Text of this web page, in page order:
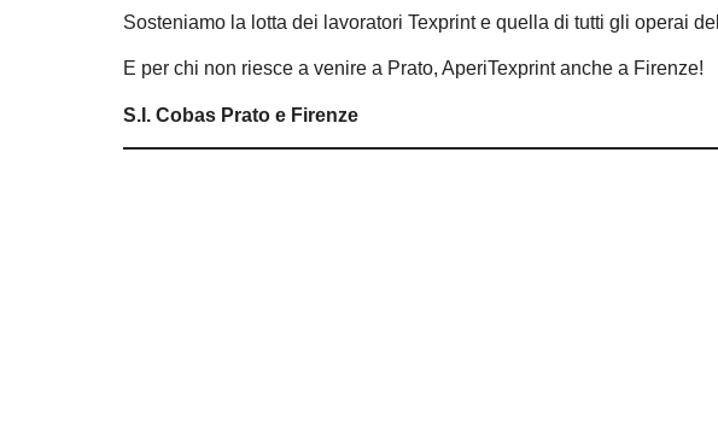
Sosteniamo la lotta dei lavoratori Texprint e quella di tutti gli operai
E per chi non riesce a venire a Prato, AperiTexprint anche a Firenze!
S.I. Cobas Prato e Firenze